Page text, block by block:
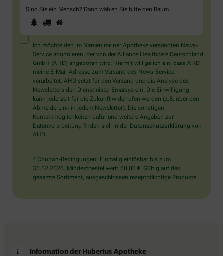
Sind Sie ein Mensch? Dann wählen Sie bitte den Baum.
Sind
Sie
ein
Mensch?
Dann
wählen
Sie
bitte
den
Baum.
1 2
Ich möchte den im Namen meiner Apotheke versandten News-
Service abonnieren, der von der Alliance Healthcare Deutschland
GmbH (AHD) angeboten wird. Hiermit willige ich ein, dass AHD
meine E-Mail-Adresse zum Versand des News-Service
verarbeitet. AHD setzt für den Versand und die Analyse des
Newsletters den Dienstleister Emarsys ein. Die Einwilligung
kann jederzeit für die Zukunft widerrufen werden (z.B. über den
Abmelde-Link in jedem Newsletter). Die sonstigen
Kontaktmöglichkeiten dafür und weitere Angaben zur
Datenverarbeitung finden sich in der Datenschutzerklärung von
AHD.
* Coupon-Bedingungen: Einmalig einlösbar bis zum
31.12.2026. Mindestbestellwert: 50,00 €. Gültig auf das
gesamte Sortiment, ausgeschlossen rezeptpflichtige Produkte.
Information der Hubertus Apotheke